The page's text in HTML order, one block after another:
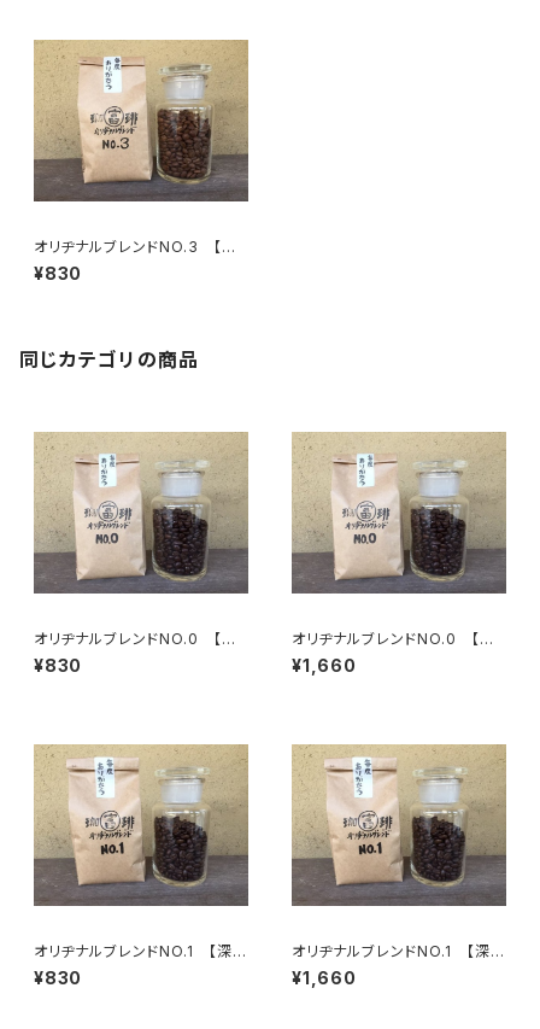
オリヂナルブレンドNO.3 【浅
煎】円い酸味、あっさり 100g/袋
¥830
同じカテゴリの商品
オリヂナルブレンドNO.0 【極
深煎】芳醇な香り 100g/袋
¥830
オリヂナルブレンドNO.0 【極
深煎】芳醇な香り 200g/袋
¥1,660
オリヂナルブレンドNO.1 【深
煎】ビターチョコのような苦味 1
00g/袋
¥830
オリヂナルブレンドNO.1 【深
煎】ビターチョコのような苦味 2
00g/袋
¥1,660